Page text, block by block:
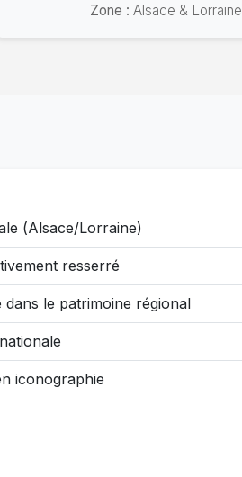
Zone : Alsace & Lorraine
(Alsace/Lorraine)
resserré
le patrimoine régional
iconographie